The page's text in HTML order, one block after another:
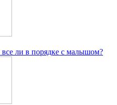
ли в порядке с малышом?